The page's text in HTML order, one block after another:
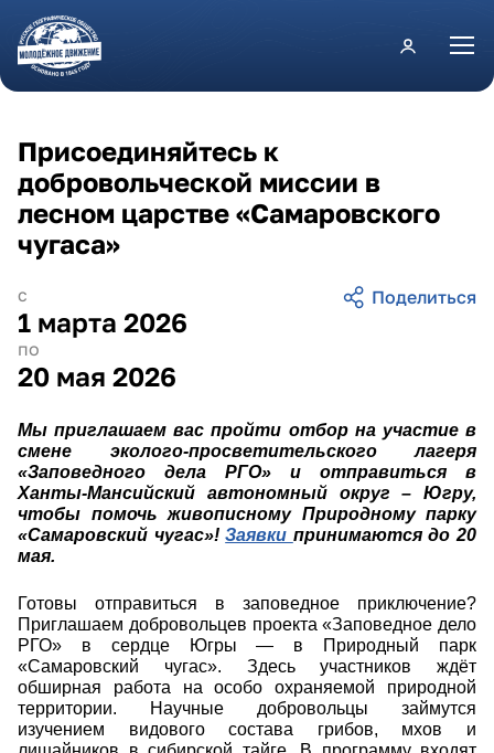
Перейти к основному содержанию
с
1 марта 2026
по
20 мая 2026
Присоединяйтесь к
добровольческой миссии в
лесном царстве «Самаровского
чугаса»
Мы приглашаем вас пройти отбор на участие в
смене эколого-просветительского лагеря
«Заповедного дела РГО» и отправиться в
Ханты-Мансийский автономный округ – Югру,
чтобы помочь живописному Природному парку
«Самаровский чугас»!Заявки принимаются до 20
мая.
Готовы отправиться в заповедное приключение?
Приглашаем добровольцев проекта «Заповедное дело
РГО» в сердце Югры — в Природный парк
«Самаровский чугас». Здесь участников ждёт
обширная работа на особо охраняемой природной
территории.
Научные добровольцы займутся
изучением видового состава грибов, мхов и